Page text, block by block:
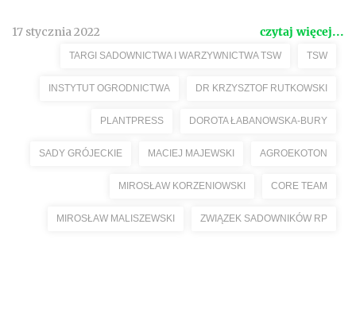
17 stycznia 2022 czytaj więcej...
TARGI SADOWNICTWA I WARZYWNICTWA TSW TSW
INSTYTUT OGRODNICTWA DR KRZYSZTOF RUTKOWSKI
PLANTPRESS DOROTA ŁABANOWSKA-BURY
SADY GRÓJECKIE MACIEJ MAJEWSKI AGROEKOTON
MIROSŁAW KORZENIOWSKI CORE TEAM
MIROSŁAW MALISZEWSKI ZWIĄZEK SADOWNIKÓW RP